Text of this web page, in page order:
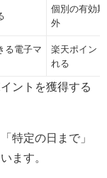
個別の有効
外
る電子マ
楽天ポイン
れる
ントを獲得する
特定の日まで」
ます。